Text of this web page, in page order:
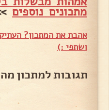
מתכונים נוספים
אהבת את המתכון?
ושתפי :)
תגובות למתכון